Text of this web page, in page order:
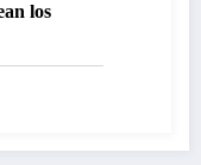
los